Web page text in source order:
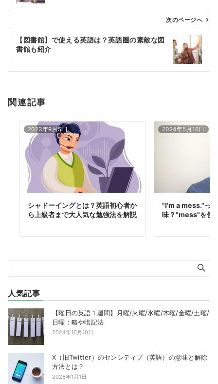
ビ
ン
次のページへ
【図書館】で使える英語は？英語圏の素敵な図
書館も紹介
関連記事
2023年9月5日
シャドーイングとは？英語初心者か
ら上級者まで大人気な勉強法を解説
2024年5月16日
"I'm a mess."っ
味？"mess"を使
人気記事
【曜日の英語１週間】月曜/火曜/水曜/木曜/金曜/土曜/
日曜：略や暗記法
2024年10月10日
X（旧Twitter）のセンシティブ（英語）の意味と解除
方法とは？
2026年1月1日